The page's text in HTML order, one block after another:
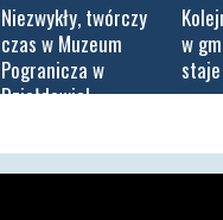
Niezwykły, twórczy
czas w Muzeum
Pogranicza w
Działdowie!
w